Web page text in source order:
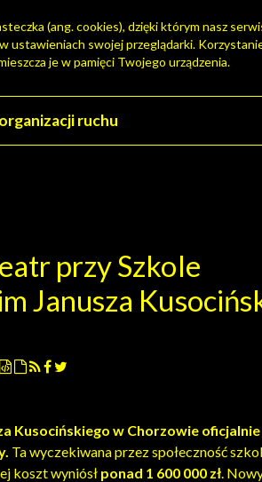
przy Szkole
Janusza
Kusocińskiego w Chorzowie
Ta wyczekiwana przez społeczność
koszt wyniósł ponad 1 600 000 zł.
(ang. cookies), dzięki którym nasz
ustawieniach swojej przeglądarki.
je w pamięci Twojego urządzenia.